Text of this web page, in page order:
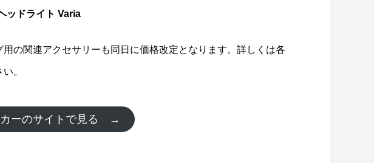
ッドライト Varia
の関連アクセサリーも同日に価格改定となります。詳しくは各
。
カーのサイトで見る →